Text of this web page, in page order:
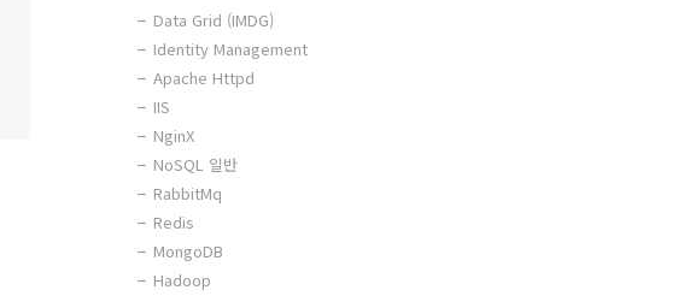
Data Grid (IMDG)
Identity Management
Apache Httpd
IIS
NginX
NoSQL 일반
RabbitMq
Redis
MongoDB
Hadoop